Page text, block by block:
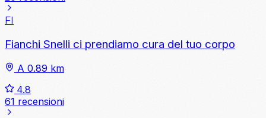
FI
Fianchi Snelli ci prendiamo cura del tuo corpo
A 0.89 km
4.8
61 recensioni